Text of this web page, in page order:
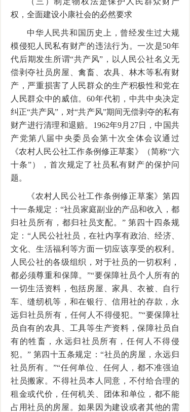
权，全面建设小康社会的必然要求
中华人民共和国历史上，曾经发生过大规
模侵犯人民私有财产的违法行为。一次是50年
代后期发生所谓“共产风”，以人民公社名义无
偿剥夺社员房屋、禽畜、农具、林木等私有财
产，严重损害了人民群众的生产积极性和党在
人民群众中的威信。60年代初，中共中央决定
纠正“共产风”，对“共产风”期间无偿剥夺的私有
财产进行清理和退赔。1962年9月27日，中国共
产党第八届中央委员会第十次全体会议通过
《农村人民公社工作条例修正草案》（简称“六
十条”），首次规定了社员私有财产的保护问
题。
《农村人民公社工作条例修正草案》第四
十一条规定：“社员家庭副业的产品和收入，都
归社员所有，都归社员支配。” 第四十四条规
定：“人民公社社员，在社内享有政治、经济、
文化、生活福利等方面一切应该享受的权利。
人民公社的各级组织，对于社员的一切权利，
都必须尊重和保障。”“要保障社员个人所有的
一切生活资料，包括房屋、家具、衣被、自行
车、缝纫机等，和在银行、信用社的存款，永
远归社员所有，任何人不得侵犯。”“要保障社
员自有的农具、工具等生产资料，保障社员自
有的牲畜，永远归社员所有，任何人不得侵
犯。” 第四十五条规定：“社员的房屋，永远归
社员所有。”“任何单位、任何人，都不准强迫
社员搬家。不得社员本人同意，不付给合理的
租金或代价，任何机关、团体和单位，都不能
占用社员的房屋。如果因为建设或者其他的需